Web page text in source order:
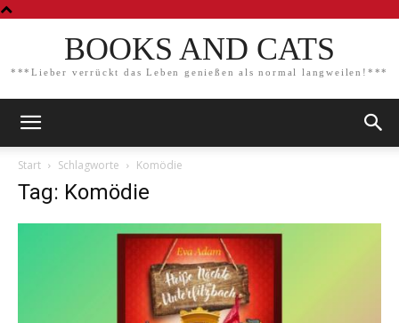
BOOKS AND CATS
***Lieber verrückt das Leben genießen als normal langweilen!***
Start Schlagworte Komödie
Tag: Komödie